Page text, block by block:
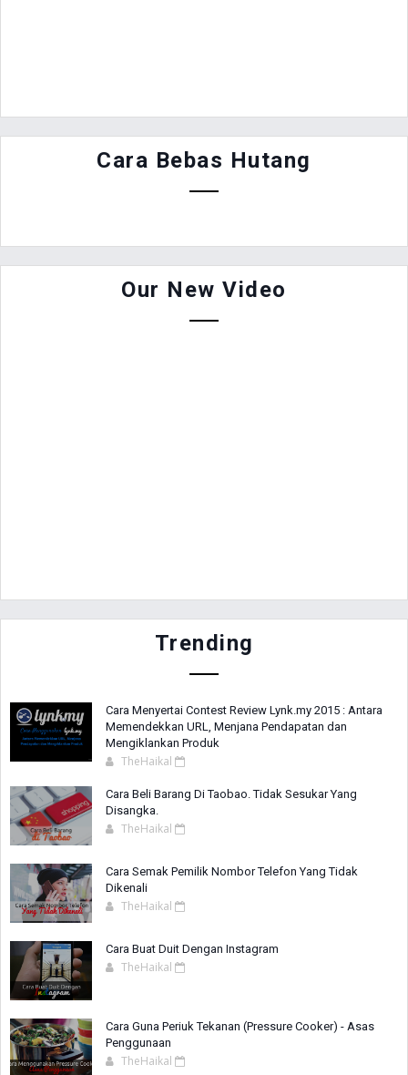
Cara Bebas Hutang
Our New Video
Trending
Cara Menyertai Contest Review Lynk.my 2015 : Antara
Memendekkan URL, Menjana Pendapatan dan
Mengiklankan Produk
TheHaikal
Cara Beli Barang Di Taobao. Tidak Sesukar Yang
Disangka.
TheHaikal
Cara Semak Pemilik Nombor Telefon Yang Tidak
Dikenali
TheHaikal
Cara Buat Duit Dengan Instagram
TheHaikal
Cara Guna Periuk Tekanan (Pressure Cooker) - Asas
Penggunaan
TheHaikal